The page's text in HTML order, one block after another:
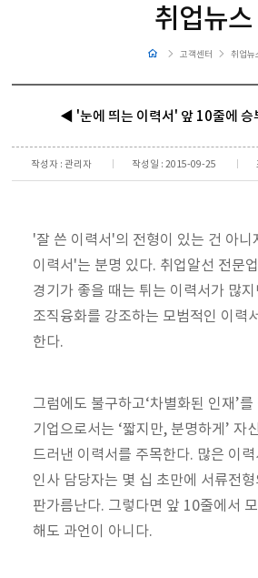
취업뉴스
고객센터 취업뉴
◀ '눈에 띄는 이력서' 앞 10줄에
작성자 : 관리자 작성일 : 2015-09-25
'잘 쓴 이력서'의 전형이 있는 건 아니
이력서'는 분명 있다. 취업알선 전문
경기가 좋을 때는 튀는 이력서가 많
조직융화를 강조하는 모범적인 이력
한다.
그럼에도 불구하고‘차별화된 인재’
기업으로서는 ‘짧지만, 분명하게’ 자
드러낸 이력서를 주목한다. 많은 이
인사 담당자는 몇 십 초만에 서류전
판가름난다. 그렇다면 앞 10줄에서
해도 과언이 아니다.